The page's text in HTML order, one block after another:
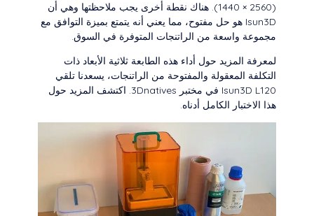
(1440 × 2560). هناك نقطة أخرى يجب ملاحظتها وهي أن
Isun3D هو حل مفتوح، مما يعني أنه يتمتع بميزة التوافق مع
مجموعة واسعة من الراتنجات المتوفرة في السوق.
لمعرفة المزيد حول أداء هذه الطابعة ثلاثية الأبعاد ذات
التكلفة المعقولة والمفتوحة من الراتنجات، يسعدنا تلقي
Isun3D L120 في مختبر 3Dnatives. اكتشف المزيد حول
هذا الاختبار الكامل أدناه.